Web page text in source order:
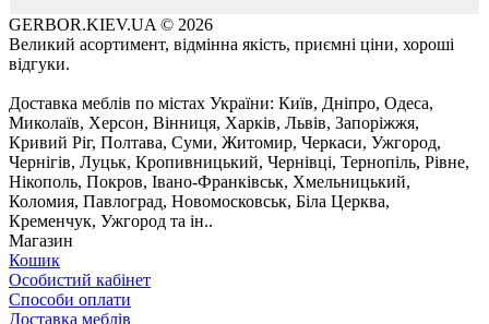
GERBOR.KIEV.UA © 2026
Великий асортимент, відмінна якість, приємні ціни, хороші
відгуки.
Доставка меблів по містах України: Київ, Дніпро, Одеса,
Миколаїв, Херсон, Вінниця, Харків, Львів, Запоріжжя,
Кривий Ріг, Полтава, Суми, Житомир, Черкаси, Ужгород,
Чернігів, Луцьк, Кропивницький, Чернівці, Тернопіль, Рівне,
Нікополь, Покров, Івано-Франківськ, Хмельницький,
Коломия, Павлоград, Новомосковськ, Біла Церква,
Кременчук, Ужгород та ін..
Магазин
Кошик
Особистий кабінет
Способи оплати
Доставка меблів